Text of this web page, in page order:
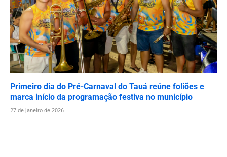
Primeiro dia do Pré-Carnaval do Tauá reúne foliões e
marca início da programação festiva no município
27 de janeiro de 2026